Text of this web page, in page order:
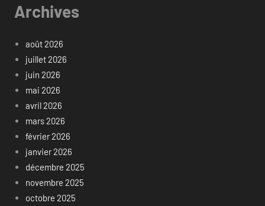
Archives
août 2026
juillet 2026
juin 2026
mai 2026
avril 2026
mars 2026
février 2026
janvier 2026
décembre 2025
novembre 2025
octobre 2025